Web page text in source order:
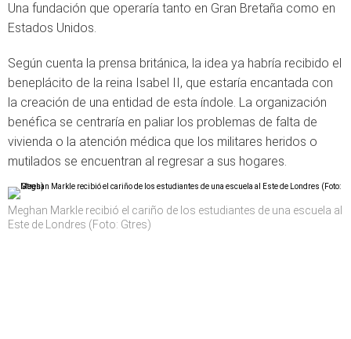
Una fundación que operaría tanto en Gran Bretaña como en
Estados Unidos.
Según cuenta la prensa británica, la idea ya habría recibido el
beneplácito de la reina Isabel II, que estaría encantada con
la creación de una entidad de esta índole. La organización
benéfica se centraría en paliar los problemas de falta de
vivienda o la atención médica que los militares heridos o
mutilados se encuentran al regresar a sus hogares.
Meghan Markle recibió el cariño de los estudiantes de una escuela al
Este de Londres (Foto: Gtres)